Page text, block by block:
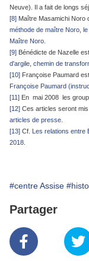
Neuve). Il a fait de longs
[8] Maître Masamichi Noro
méthode de maître Noro,
Maître Noro
[9] Bénédicte de Nazelle
d'argile, chemin de
[10] Françoise Paumard
Françoise Paumard
[11] En mai 2008 les
[12] Ces articles seront
articles de presse
[13] Cf. Les relations entre
2018
#centre Assise
Partager